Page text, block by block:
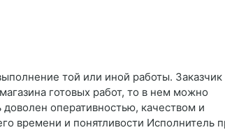
той или иной работы. Заказчик
готовых работ, то в нем можно
оперативностью, качеством и
времени и понятливости Исполнитель